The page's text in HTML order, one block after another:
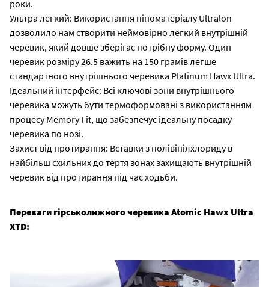
роки.
Ультра легкий: Використання піноматеріалу Ultralon
дозволило нам створити неймовірно легкий внутрішній
черевик, який довше зберігає потрібну форму. Один
черевик розміру 26.5 важить на 150 грамів легше
стандартного внутрішнього черевика Platinum Hawx Ultra.
Ідеальний інтерфейс: Всі ключові зони внутрішнього
черевика можуть бути термоформовані з використанням
процесу Memory Fit, що забезпечує ідеальну посадку
черевика по нозі.
Захист від протирання: Вставки з полівінілхлориду в
найбільш схильних до тертя зонах захищають внутрішній
черевик від протирання під час ходьби.
Переваги гірськолижного черевика Atomic Hawx Ultra
XTD: